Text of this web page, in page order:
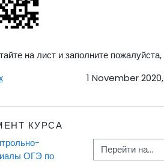
на лист и заполните
1 November
КУРСА
ОГЭ по
Перейти на...